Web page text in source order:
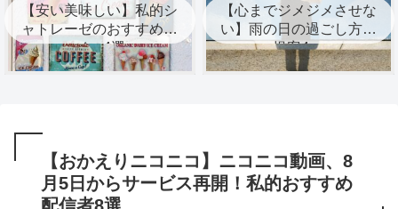
【安い美味しい】私的シ
ャトレーゼのおすすめア
イス4選
【心までジメジメさせな
い】雨の日の過ごし方の
提案4つ
【おかえりニコニコ】ニコニコ動画、8
月5日からサービス再開！私的おすすめ